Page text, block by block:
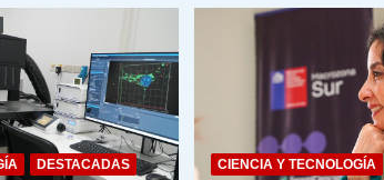
DESTACADAS CIENCIA Y TECNOLOGÍA